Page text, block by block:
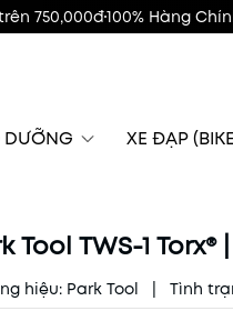
750,000đ100% Hàng
DƯỠNG XE ĐẠP
Tool TWS-1
hiệu: Park Tool Tình